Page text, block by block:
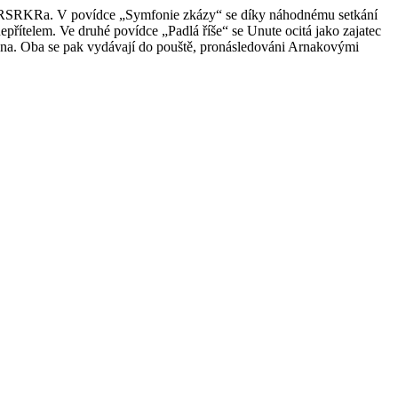
V povídce „Symfonie zkázy“ se díky náhodnému setkání
Ve druhé povídce „Padlá říše“ se Unute ocitá jako zajatec
Oba se pak vydávají do pouště, pronásledováni Arnakovými